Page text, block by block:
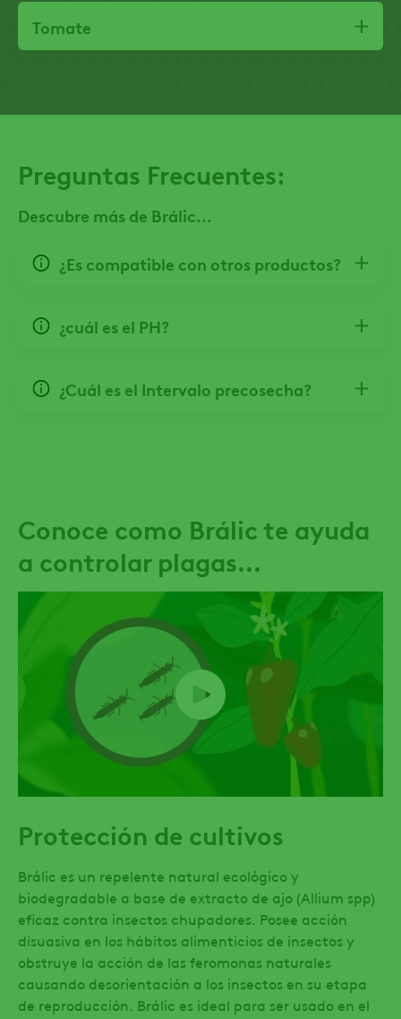
Conoce como Brálic te ayuda
a controlar plagas...
Protección de cultivos
Brálic es un repelente natural ecológico y
biodegradable a base de extracto de ajo (Allium spp)
eficaz contra insectos chupadores. Posee acción
disuasiva en los hábitos alimenticios de insectos y
obstruye la acción de las feromonas naturales
causando desorientación a los insectos en su etapa
de reproducción. Brálic es ideal para ser usado en el
Tomate
Preguntas Frecuentes:
Descubre más de Brálic...
¿Es compatible con otros productos?
¿cuál es el PH?
¿Cuál es el Intervalo precosecha?